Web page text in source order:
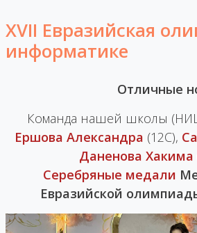
XVII Евразийская
информатике
Отличные
Команда нашей школы
Ершова Александра (12С),
Даненова Хакима
Серебряные медали
Евразийской